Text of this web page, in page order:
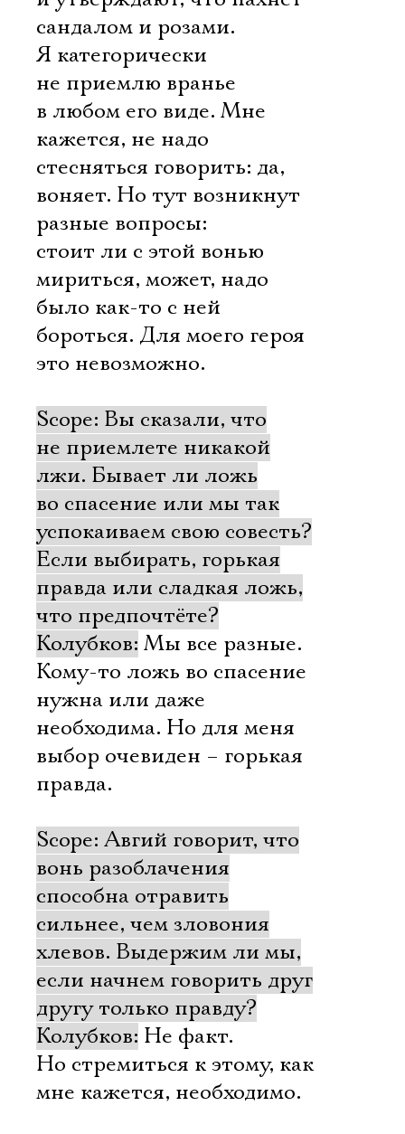
сандалом и розами.
Я категорически
не приемлю вранье
в любом его виде. Мне
кажется, не надо
стесняться говорить: да,
воняет. Но тут возникнут
разные вопросы:
стоит ли с этой вонью
мириться, может, надо
было как-то с ней
бороться. Для моего героя
это невозможно.
Scope: Вы сказали, что
не приемлете никакой
лжи. Бывает ли ложь
во спасение или мы так
успокаиваем свою совесть?
Если выбирать, горькая
правда или сладкая ложь,
что предпочтёте?
Колубков: Мы все разные.
Кому-то ложь во спасение
нужна или даже
необходима. Но для меня
выбор очевиден – горькая
правда.
Scope: Авгий говорит, что
вонь разоблачения
способна отравить
сильнее, чем зловония
хлевов. Выдержим ли мы,
если начнем говорить друг
другу только правду?
Колубков: Не факт.
Но стремиться к этому, как
мне кажется, необходимо.